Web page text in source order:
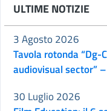
ULTIME NOTIZIE
Tavola rotonda
audiovisual sector”
3 Agosto 2026
30 Luglio 2026